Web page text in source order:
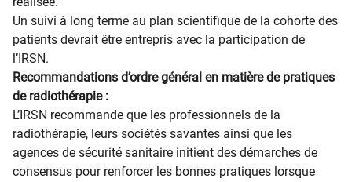
Un suivi à long terme au plan scientifique de la cohorte des
patients devrait être entrepris avec la participation de
l’IRSN.
Recommandations d’ordre général en matière de pratiques
de radiothérapie :
L’IRSN recommande que les professionnels de la
radiothérapie, leurs sociétés savantes ainsi que les
agences de sécurité sanitaire initient des démarches de
consensus pour renforcer les bonnes pratiques lorsque